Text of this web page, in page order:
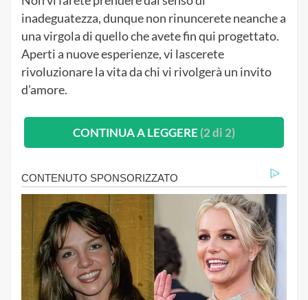
inadeguatezza, dunque non rinuncerete neanche a
una virgola di quello che avete fin qui progettato.
Aperti a nuove esperienze, vi lascerete
rivoluzionare la vita da chi vi rivolgerà un invito
d’amore.
CONTINUA A LEGGERE (2 di 2)